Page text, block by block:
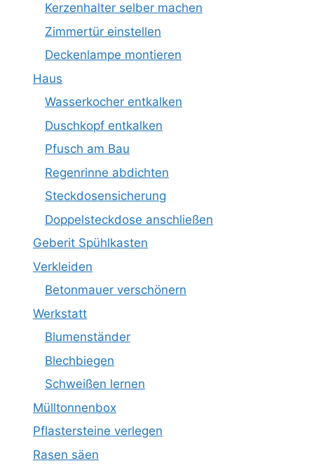
Kerzenhalter selber machen
Zimmertür einstellen
Deckenlampe montieren
Haus
Wasserkocher entkalken
Duschkopf entkalken
Pfusch am Bau
Regenrinne abdichten
Steckdosensicherung
Doppelsteckdose anschließen
Geberit Spühlkasten
Verkleiden
Betonmauer verschönern
Werkstatt
Blumenständer
Blechbiegen
Schweißen lernen
Mülltonnenbox
Pflastersteine verlegen
Rasen säen